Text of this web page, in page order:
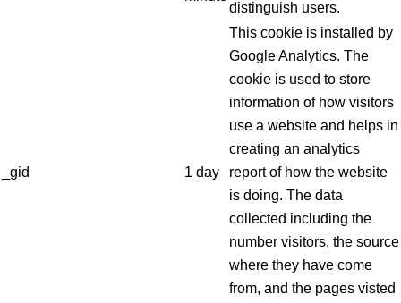
distinguish users.
_gid 1 day
This cookie is installed by
Google Analytics. The
cookie is used to store
information of how visitors
use a website and helps in
creating an analytics
report of how the website
is doing. The data
collected including the
number visitors, the source
where they have come
from, and the pages visted